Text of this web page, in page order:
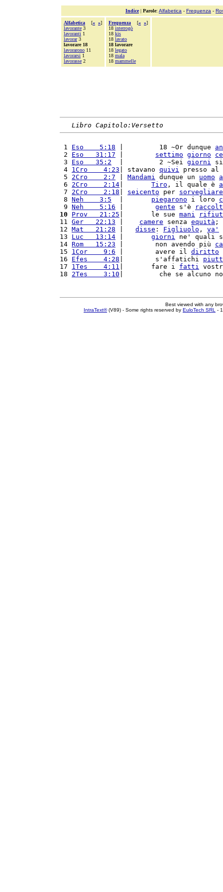
Indice| Parole: Alfabetica - Frequenza -
Alfabetica [« »]
lavorante 3
lavoranti 1
lavorar3
lavorare 18
lavorarono 11
lavorarsi 1
lavorasse 2
Frequenza [« »]
18 interrogò
18 kis
18 lavato
18 lavorare
18 legato
18 mala
18 mammelle
Libro Capitolo:Versetto
1 Eso    5:18 |         18 ~Or dunque
2 Eso   31:17 settimo giorno
3 Eso   35:2
  |         2 ~Sei
giorni
4 1Cro    4:23 | stavano quivi presso al
5 2Cro    2:7 Mandami dunque un uomo
6 2Cro    2:14 Tiro , il quale è
7 2Cro    2:18 seicento per sorvegliare
8 Neh    3:5 piegarono i loro
9 Neh    5:16 gente s'è
10
Prov   21:25 |       le sue mani
11 Ger   22:13 camere senza equità ;
12 Mat   21:28 disse : Figliuolo , va'
13 Luc   13:14 giorni ne' quali
14 Rom   15:23 |        non avendo più
15 1Cor    9:6 |        avere il diritto
16 Efes    4:28 |        s'affatichi
17 1Tes    4:11 |       fare i fatti
18 2Tes    3:10 |         che se alcuno
Best viewed with any
IntraText®(V89) - Some rights reserved by EuloTech SRL -